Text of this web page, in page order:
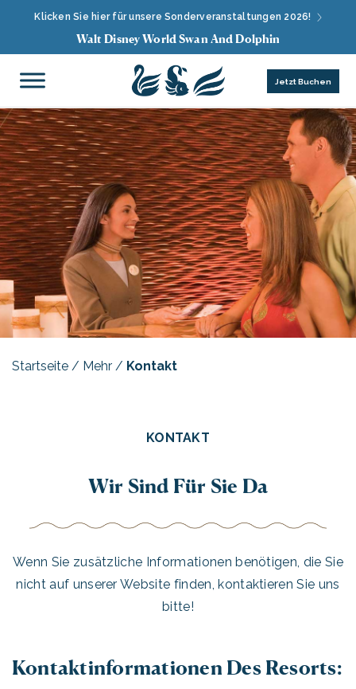
Klicken Sie hier für unsere Sonderveranstaltungen 2026!
Walt Disney World Swan And Dolphin
Jetzt Buchen
Startseite / Mehr / Kontakt
KONTAKT
Wir Sind Für Sie Da
Wenn Sie zusätzliche Informationen benötigen, die Sie
nicht auf unserer Website finden, kontaktieren Sie uns
bitte!
Kontaktinformationen Des Resorts: